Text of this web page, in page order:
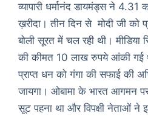
व्यापारी धर्मानंद डायमंड्स ने 4.31
ख़रीदा। तीन दिन से मोदी जी को
बोली सूरत में चल रही थी। मीडिया
की कीमत 10 लाख रुपये आंकी गई
प्राप्त धन को गंगा की सफाई की
जायगा। ओबामा के भारत आगमन
सूट पहना था और विपक्षी नेताओं